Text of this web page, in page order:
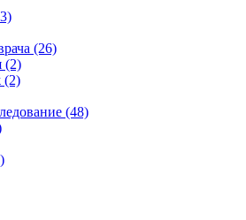
(26)
(2)
(2)
(48)